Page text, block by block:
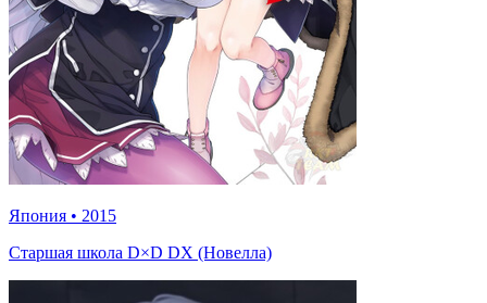
Япония • 2015
Старшая школа D×D DX (Новелла)